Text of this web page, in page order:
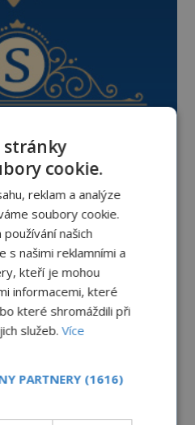
stránky
cookie.
reklam a analýze
soubory cookie.
našich
s našimi reklamními a
kteří je mohou
informacemi, které
které shromáždili při
služeb.Více
PARTNERY (1616)